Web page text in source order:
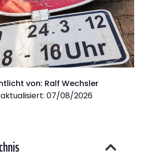
von: Ralf Wechsler
07/08/2026